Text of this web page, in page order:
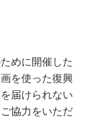
めに開催した
を使った復興
届けられない
協力をいただ